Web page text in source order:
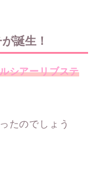
誕生！
シアーリブステ
たのでしょう